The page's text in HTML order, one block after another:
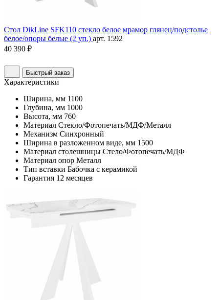
Стол DikLine SFK110 стекло белое мрамор глянец/подстолье
белое/опоры белые (2 уп.) арт. 1592
40 390 ₽
Быстрый заказ
Характеристики
Ширина, мм 1100
Глубина, мм 1000
Высота, мм 760
Материал Стекло/Фотопечать/МДФ/Металл
Механизм Синхронный
Ширина в разложенном виде, мм 1500
Материал столешницы Стело/Фотопечать/МДФ
Материал опор Металл
Тип вставки Бабочка с керамикой
Гарантия 12 месяцев